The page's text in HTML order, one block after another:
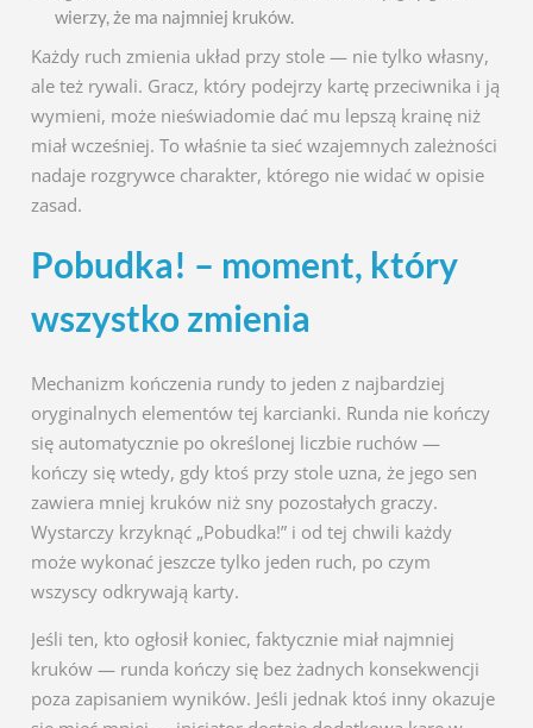
wierzy, że ma najmniej kruków.
Każdy ruch zmienia układ przy stole — nie tylko własny,
ale też rywali. Gracz, który podejrzy kartę przeciwnika i ją
wymieni, może nieświadomie dać mu lepszą krainę niż
miał wcześniej. To właśnie ta sieć wzajemnych zależności
nadaje rozgrywce charakter, którego nie widać w opisie
zasad.
Pobudka! – moment, który
wszystko zmienia
Mechanizm kończenia rundy to jeden z najbardziej
oryginalnych elementów tej karcianki. Runda nie kończy
się automatycznie po określonej liczbie ruchów —
kończy się wtedy, gdy ktoś przy stole uzna, że jego sen
zawiera mniej kruków niż sny pozostałych graczy.
Wystarczy krzyknąć „Pobudka!” i od tej chwili każdy
może wykonać jeszcze tylko jeden ruch, po czym
wszyscy odkrywają karty.
Jeśli ten, kto ogłosił koniec, faktycznie miał najmniej
kruków — runda kończy się bez żadnych konsekwencji
poza zapisaniem wyników. Jeśli jednak ktoś inny okazuje